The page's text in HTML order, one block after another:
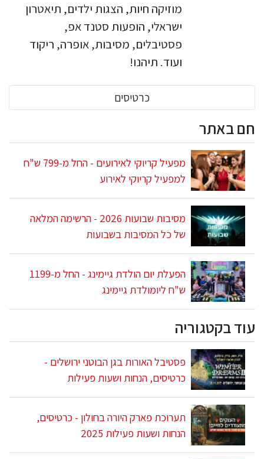
מוזיקה חיות, הצגות ילדים, תיאטרון
ישראלי, הופעות סטנד אפ,
פסטיבלים, מסיבות, אופרה, ריקוד
ועוד. תיהנו!
כרטיסים
חם באתר
מפעיל קריוקי לאירועים - החל מ-799 ש"ח
למפעיל קריוקי לאירוע
מסיבות שבועות 2026 - הרשימה המלאה
של כל המסיבות בשבועות
הפעלת יום הולדת גיימינג - החל מ-1199
ש"ח ליומולדת גיימינג
עוד בקטגוריה
פסטיבל האורות בגן הבוטני ירושלים -
כרטיסים, הנחות ושעות פעילות
תערוכת פארק היורה בחולון - כרטיסים,
הנחות ושעות פעילות 2025